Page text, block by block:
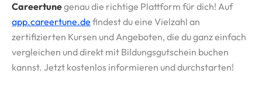
Careertunegenau die richtige Plattform für dich! Auf
app.careertune.de findest du eine Vielzahl an
zertifizierten Kursen und Angeboten, die du ganz einfach
vergleichen und direkt mit Bildungsgutschein buchen
kannst. Jetzt kostenlos informieren und durchstarten!